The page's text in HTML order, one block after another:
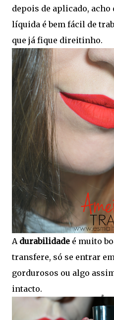
depois de aplicado, acho
líquida é bem fácil de
que já fique direitinho.
A durabilidade é muito
transfere, só se entrar
gordurosos ou algo
intacto.